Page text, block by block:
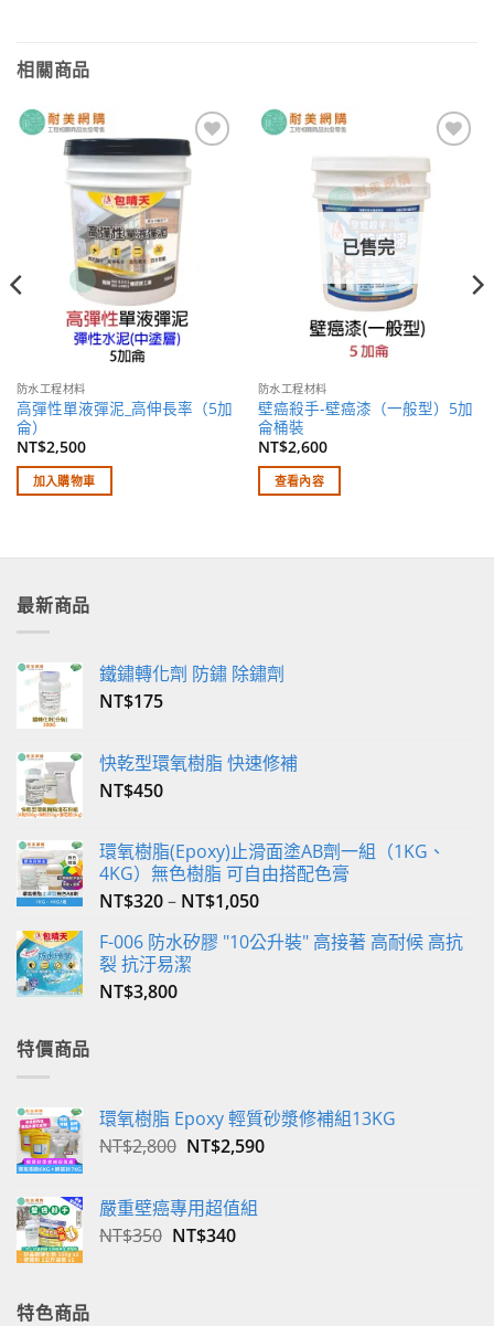
相關商品
防水工程材料
高彈性單液彈泥_高伸長率（5加
侖）
NT$2,500
加入購物車
已售完
防水工程材料
壁癌殺手-壁癌漆（一般型）5加
侖桶裝
NT$2,600
查看內容
最新商品
鐵鏽轉化劑 防鏽 除鏽劑
NT$175
快乾型環氧樹脂 快速修補
NT$450
環氧樹脂(Epoxy)止滑面塗AB劑一組（1KG、
4KG）無色樹脂 可自由搭配色膏
NT$320– NT$1,050
F-006 防水矽膠 "10公升裝" 高接著 高耐候 高抗
裂 抗汙易潔
NT$3,800
特價商品
環氧樹脂 Epoxy 輕質砂漿修補組13KG
NT$2,800 原
格：
NT$2,800。
NT$2,590目
嚴重壁癌專用超值組
NT$350 原
NT$340目
特色商品